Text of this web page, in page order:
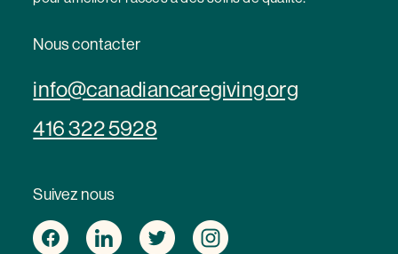
Nous contacter
info@canadiancaregiving.org
416 322 5928
Suivez nous